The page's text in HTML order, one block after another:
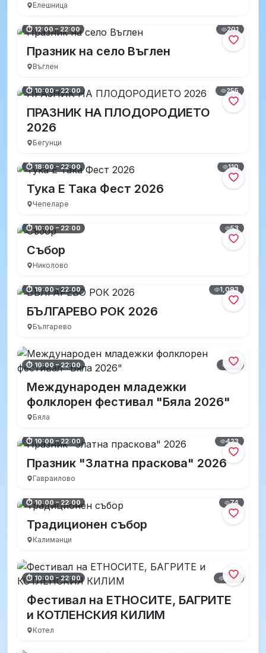
Елешница
⏱ 12:00 – 22:00 201
Празник на село Въглен
Въглен
⏱ 10:00 – 22:00 255
ПРАЗНИК НА ПЛОДОРОДИЕТО
2026
Бегунци
⏱ 18:00 – 22:00 110
Тука Е Така Фест 2026
Чепеларе
⏱ 10:00 – 22:00 53
Събор
Николово
⏱ 19:00 – 22:00 1,093
БЪЛГАРЕВО РОК 2026
Българево
⏱ 10:00 – 22:00 315
Международен младежки
фолклорен фестивал "Бяла 2026"
Бяла
⏱ 10:00 – 22:00 423
Празник "Златна праскова" 2026
Гавраилово
⏱ 10:00 – 22:00 74
Традиционен събор
Калиманци
⏱ 10:00 – 22:00 699
Фестивал на ЕТНОСИТЕ, БАГРИТЕ
и КОТЛЕНСКИЯ КИЛИМ
Котел